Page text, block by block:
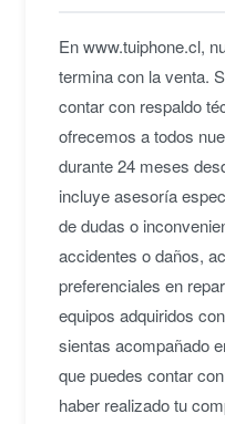
En www.tuiphone.cl,
termina con la venta.
contar con respaldo
ofrecemos a todos
durante 24 meses
incluye asesoría
de dudas o
accidentes o daños,
preferenciales en
equipos adquiridos
sientas acompañado
que puedes contar
haber realizado tu